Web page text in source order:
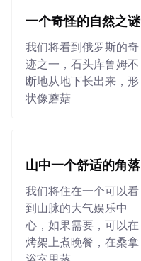
一个奇怪的自然之谜
我们将看到俄罗斯的奇
迹之一，石头库鲁姆不
断地从地下长出来，形
状像蘑菇
山中一个舒适的角落
我们将住在一个可以看
到山脉的大气娱乐中
心，如果需要，可以在
烤架上煮晚餐，在桑拿